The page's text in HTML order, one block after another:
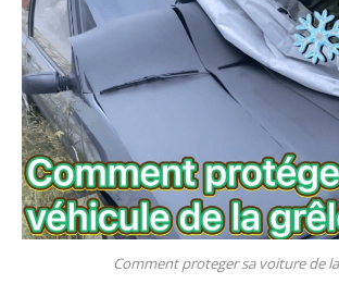
Comment proteger sa voiture de